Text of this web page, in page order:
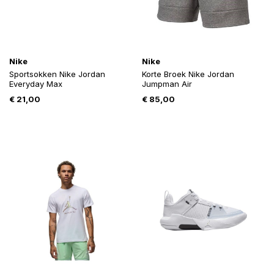
Nike
Sportsokken Nike Jordan
Everyday Max
€ 21,00
Nike
Korte Broek Nike Jordan
Jumpman Air
€85,00